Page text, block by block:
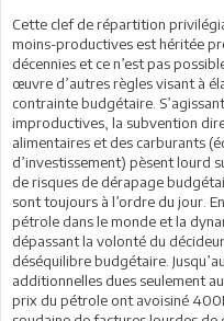
Cette clef de répartition
moins-productives est héritée
décennies et ce n’est pas
œuvre d’autres règles visant à
contrainte budgétaire.
improductives, la subvention
alimentaires et des carburants
d’investissement) pèsent lourd
de risques de dérapage
sont toujours à l’ordre du jour.
pétrole dans le monde et la
dépassant la volonté du
déséquilibre budgétaire.
additionnelles dues seulement
prix du pétrole ont avoisiné